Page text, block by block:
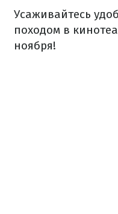
Усаживайтесь
походом в
ноября!